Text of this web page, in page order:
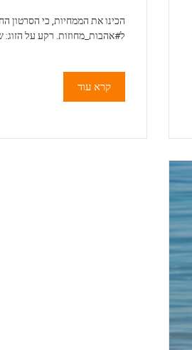
הכינו את הממחיות, כי הסרטון
ל#אהבות_מחוזות. רקע על הזוג:
קרא עוד